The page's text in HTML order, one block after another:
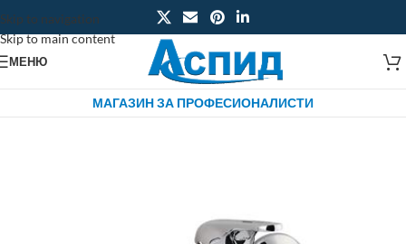
Skip to navigation
Skip to main content
МЕНЮ
МАГАЗИН ЗА ПРОФЕСИОНАЛИСТИ